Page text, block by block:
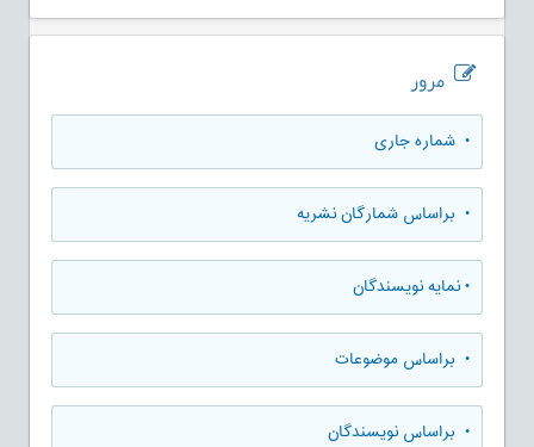
مرور
• شماره جاری
• براساس شمارگان نشریه
•نمایه نویسندگان
• براساس موضوعات
• براساس نویسندگان